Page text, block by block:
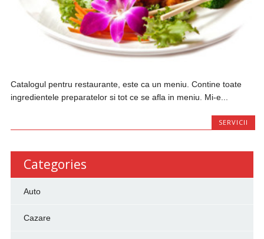
Catalogul pentru restaurante, este ca un meniu. Contine toate
ingredientele preparatelor si tot ce se afla in meniu. Mi-e...
SERVICII
Categories
Auto
Cazare